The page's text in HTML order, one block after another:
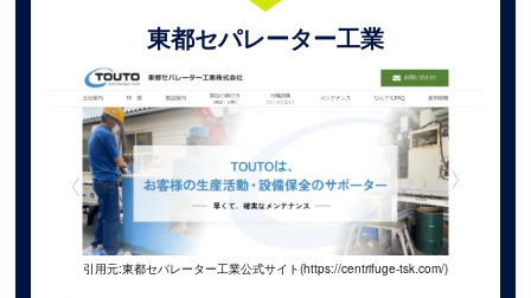
東都セパレーター工業
引用元:東都セパレーター工業公式サイト(https://centrifuge-tsk.com/)